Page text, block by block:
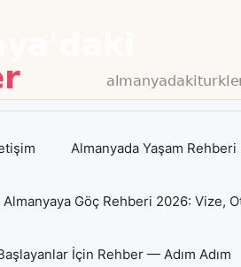
Almanyada Yaşam
Almanyaya Göç Rehberi 2026: Vize,
İçin Rehber — Adım Adım